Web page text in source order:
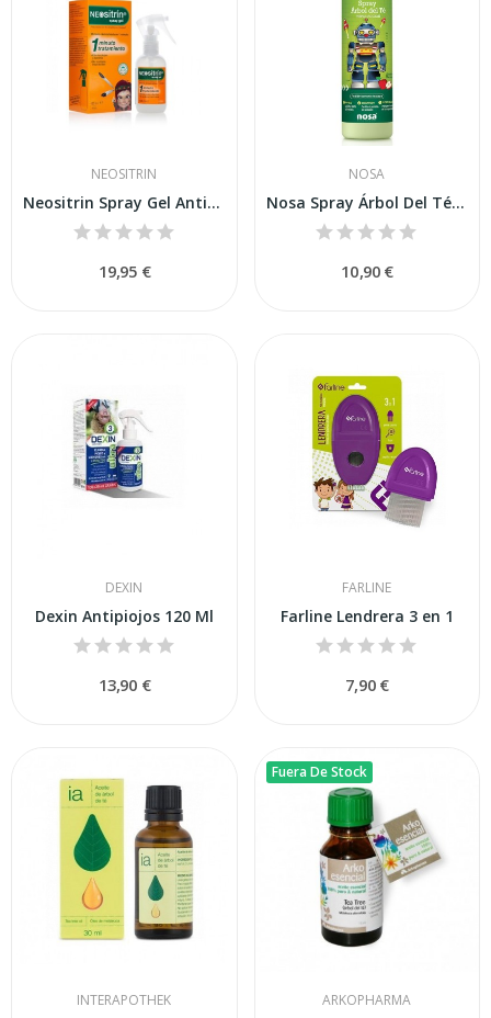
NEOSITRIN
Neositrin Spray Gel Antipiojos 100ml
19,95 €
NOSA
Nosa Spray Árbol Del Té Manzana 250 ml
10,90 €
DEXIN
Dexin Antipiojos 120 Ml
13,90 €
FARLINE
Farline Lendrera 3 en 1
7,90 €
INTERAPOTHEK
Fuera De Stock
ARKOPHARMA